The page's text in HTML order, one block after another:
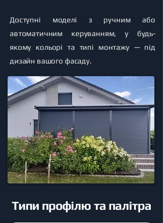
Доступні моделі з ручним або
автоматичним керуванням, у будь-
якому кольорі та типі монтажу — під
дизайн вашого фасаду.
Типи профілю та палітра